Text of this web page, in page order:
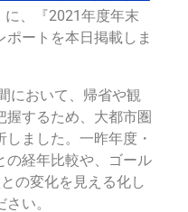
に、『2021年度年末
ートを本日掲載しま
において、帰省や観
するため、大都市圏
ました。 一昨年度・
の経年比較や、ゴール
の変化を見える化し
い。